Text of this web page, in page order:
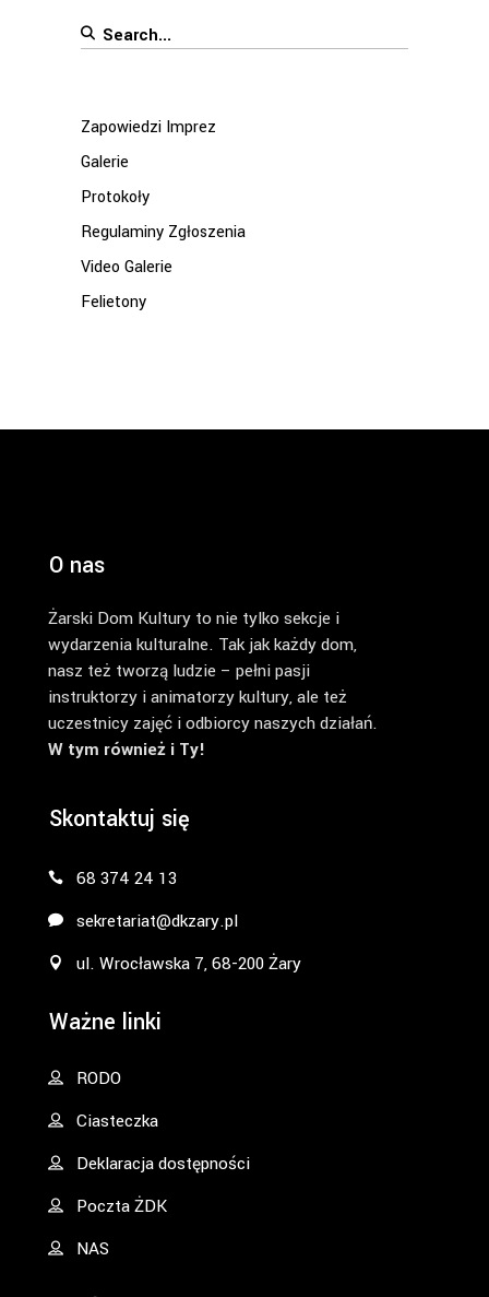
Search
Zapowiedzi Imprez
Galerie
Protokoły
Regulaminy Zgłoszenia
Video Galerie
Felietony
O nas
Żarski Dom Kultury to nie tylko sekcje i
wydarzenia kulturalne. Tak jak każdy dom,
nasz też tworzą ludzie – pełni pasji
instruktorzy i animatorzy kultury, ale też
uczestnicy zajęć i odbiorcy naszych działań.
W tym również i Ty!
Skontaktuj się
68 374 24 13
sekretariat@dkzary.pl
ul. Wrocławska 7, 68-200 Żary
Ważne linki
RODO
Ciasteczka
Deklaracja dostępności
Poczta ŻDK
NAS